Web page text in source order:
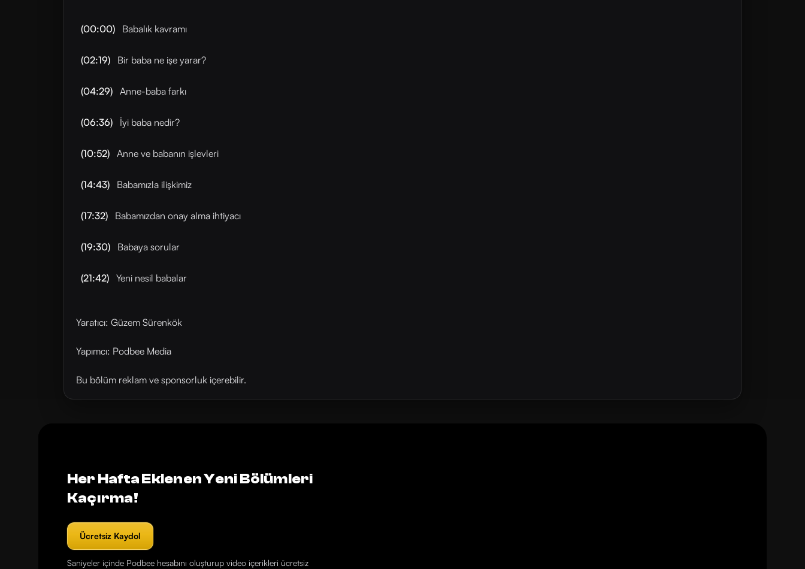
(00:00) Babalık kavramı
(02:19) Bir baba ne işe yarar?
(04:29) Anne-baba farkı
(06:36) İyi baba nedir?
(10:52) Anne ve babanın işlevleri
(14:43) Babamızla ilişkimiz
(17:32) Babamızdan onay alma ihtiyacı
(19:30) Babaya sorular
(21:42) Yeni nesil babalar
Yaratıcı: Güzem Sürenkök
Yapımcı: Podbee Media
Bu bölüm reklam ve sponsorluk içerebilir.
Her Hafta Eklenen Yeni Bölümleri
Kaçırma!
Ücretsiz Kaydol
Saniyeler içinde Podbee hesabını oluşturup video içerikleri ücretsiz